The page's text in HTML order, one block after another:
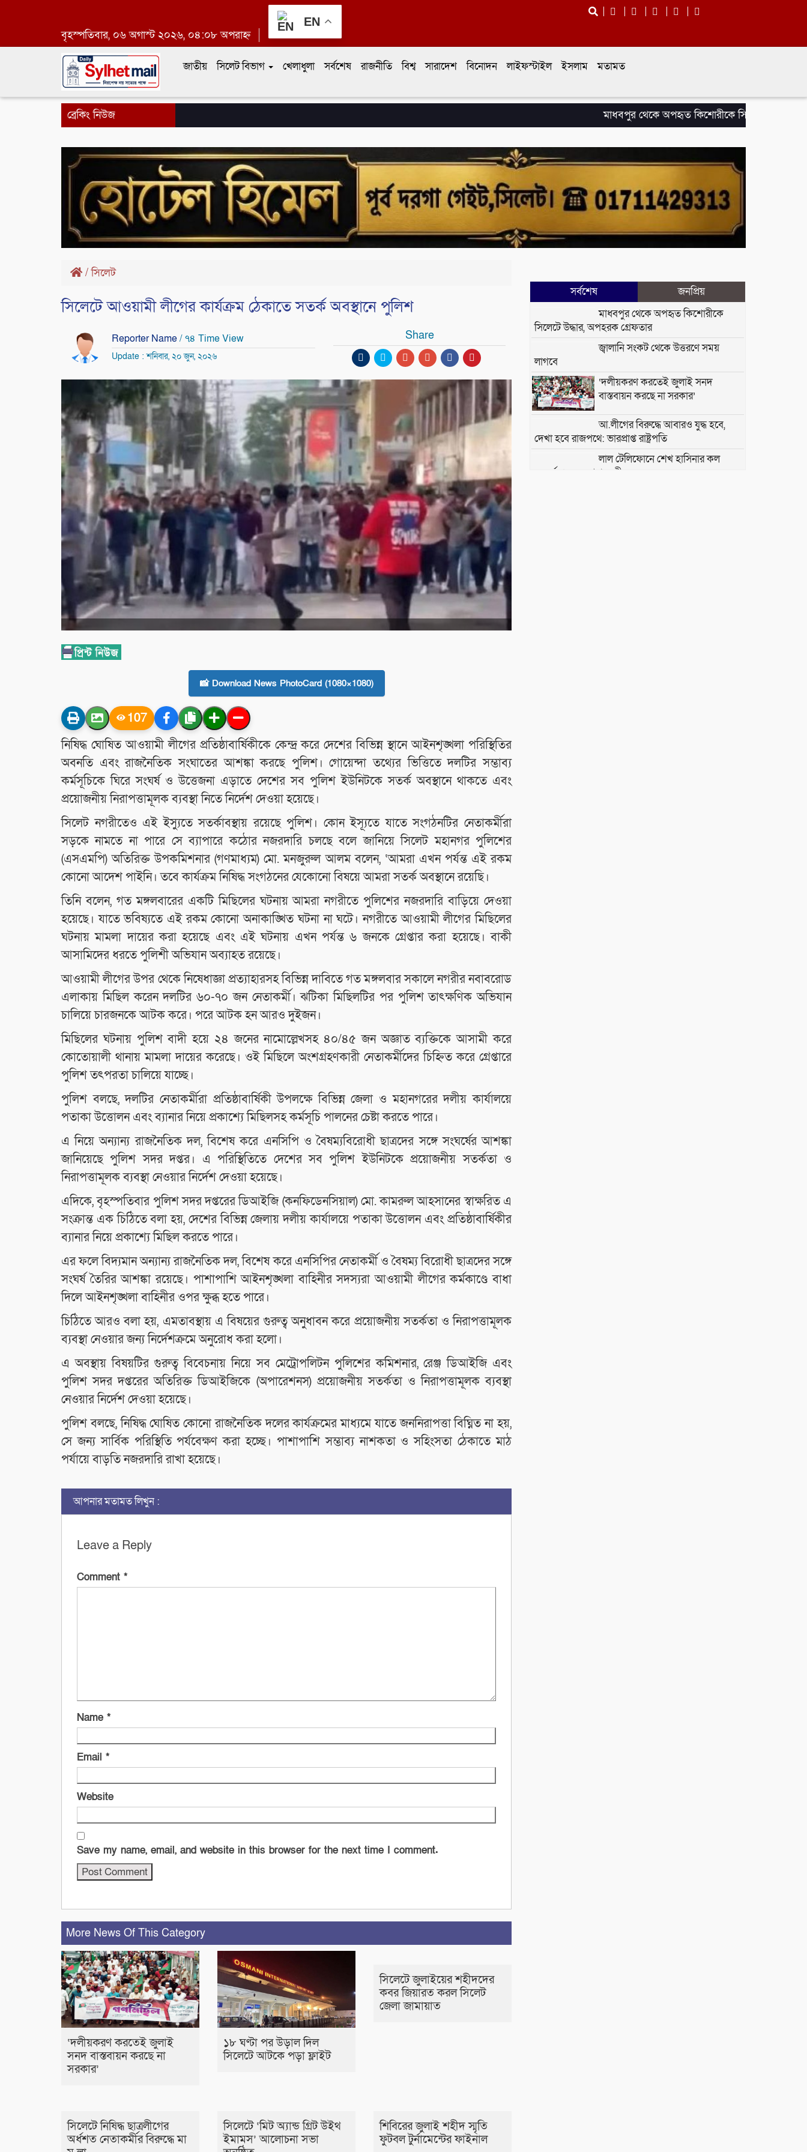
বৃহস্পতিবার, ০৬ অগাস্ট ২০২৬, ০৪:০৮ অপরাহ্ন
EN
জাতীয় সিলেট বিভাগ খেলাধুলা সর্বশেষ রাজনীতি বিশ্ব সারাদেশ বিনোদন লাইফস্টাইল ইসলাম মতামত
ব্রেকিং নিউজ মাধবপুর থেকে অপহৃত কিশোরীকে সিলেটে উদ্ধার, অপহরক
/সিলেট
সিলেটে আওয়ামী লীগের কার্যক্রম ঠেকাতে সতর্ক অবস্থানে পুলিশ
Reporter Name/ ৭৪ Time View
Update : শনিবার, ২০ জুন, ২০২৬
Share
📸 Download News PhotoCard (1080×1080)
107
নিষিদ্ধ ঘোষিত আওয়ামী লীগের প্রতিষ্ঠাবার্ষিকীকে কেন্দ্র করে দেশের বিভিন্ন স্থানে আইনশৃঙ্খলা পরিস্থিতির
অবনতি এবং রাজনৈতিক সংঘাতের আশঙ্কা করছে পুলিশ। গোয়েন্দা তথ্যের ভিত্তিতে দলটির সম্ভাব্য
কর্মসূচিকে ঘিরে সংঘর্ষ ও উত্তেজনা এড়াতে দেশের সব পুলিশ ইউনিটকে সতর্ক অবস্থানে থাকতে এবং
প্রয়োজনীয় নিরাপত্তামূলক ব্যবস্থা নিতে নির্দেশ দেওয়া হয়েছে।
সিলেট নগরীতেও এই ইস্যুতে সতর্কাবস্থায় রয়েছে পুলিশ। কোন ইস্যূতে যাতে সংগঠনটির নেতাকর্মীরা
সড়কে নামতে না পারে সে ব্যাপারে কঠোর নজরদারি চলছে বলে জানিয়ে সিলেট মহানগর পুলিশের
(এসএমপি) অতিরিক্ত উপকমিশনার (গণমাধ্যম) মো. মনজুরুল আলম বলেন, ‘আমরা এখন পর্যন্ত এই রকম
কোনো আদেশ পাইনি। তবে কার্যক্রম নিষিদ্ধ সংগঠনের যেকোনো বিষয়ে আমরা সতর্ক অবস্থানে রয়েছি।
তিনি বলেন, গত মঙ্গলবারের একটি মিছিলের ঘটনায় আমরা নগরীতে পুলিশের নজরদারি বাড়িয়ে দেওয়া
হয়েছে। যাতে ভবিষ্যতে এই রকম কোনো অনাকাঙ্খিত ঘটনা না ঘটে। নগরীতে আওয়ামী লীগের মিছিলের
ঘটনায় মামলা দায়ের করা হয়েছে এবং এই ঘটনায় এখন পর্যন্ত ৬ জনকে গ্রেপ্তার করা হয়েছে। বাকী
আসামিদের ধরতে পুলিশী অভিযান অব্যাহত রয়েছে।
আওয়ামী লীগের উপর থেকে নিষেধাজ্ঞা প্রত্যাহারসহ বিভিন্ন দাবিতে গত মঙ্গলবার সকালে নগরীর নবাবরোড
এলাকায় মিছিল করেন দলটির ৬০-৭০ জন নেতাকর্মী। ঝটিকা মিছিলটির পর পুলিশ তাৎক্ষণিক অভিযান
চালিয়ে চারজনকে আটক করে। পরে আটক হন আরও দুইজন।
মিছিলের ঘটনায় পুলিশ বাদী হয়ে ২৪ জনের নামোল্লেখসহ ৪০/৪৫ জন অজ্ঞাত ব্যক্তিকে আসামী করে
কোতোয়ালী থানায় মামলা দায়ের করেছে। ওই মিছিলে অংশগ্রহণকারী নেতাকর্মীদের চিহ্নিত করে গ্রেপ্তারে
পুলিশ তৎপরতা চালিয়ে যাচ্ছে।
পুলিশ বলছে, দলটির নেতাকর্মীরা প্রতিষ্ঠাবার্ষিকী উপলক্ষে বিভিন্ন জেলা ও মহানগরের দলীয় কার্যালয়ে
পতাকা উত্তোলন এবং ব্যানার নিয়ে প্রকাশ্যে মিছিলসহ কর্মসূচি পালনের চেষ্টা করতে পারে।
এ নিয়ে অন্যান্য রাজনৈতিক দল, বিশেষ করে এনসিপি ও বৈষম্যবিরোধী ছাত্রদের সঙ্গে সংঘর্ষের আশঙ্কা
জানিয়েছে পুলিশ সদর দপ্তর। এ পরিস্থিতিতে দেশের সব পুলিশ ইউনিটকে প্রয়োজনীয় সতর্কতা ও
নিরাপত্তামূলক ব্যবস্থা নেওয়ার নির্দেশ দেওয়া হয়েছে।
এদিকে, বৃহস্পতিবার পুলিশ সদর দপ্তরের ডিআইজি (কনফিডেনসিয়াল) মো. কামরুল আহসানের স্বাক্ষরিত এ
সংক্রান্ত এক চিঠিতে বলা হয়, দেশের বিভিন্ন জেলায় দলীয় কার্যালয়ে পতাকা উত্তোলন এবং প্রতিষ্ঠাবার্ষিকীর
ব্যানার নিয়ে প্রকাশ্যে মিছিল করতে পারে।
এর ফলে বিদ্যমান অন্যান্য রাজনৈতিক দল, বিশেষ করে এনসিপির নেতাকর্মী ও বৈষম্য বিরোধী ছাত্রদের সঙ্গে
সংঘর্ষ তৈরির আশঙ্কা রয়েছে। পাশাপাশি আইনশৃঙ্খলা বাহিনীর সদস্যরা আওয়ামী লীগের কর্মকাণ্ডে বাধা
দিলে আইনশৃঙ্খলা বাহিনীর ওপর ক্ষুব্ধ হতে পারে।
চিঠিতে আরও বলা হয়, এমতাবস্থায় এ বিষয়ের গুরুত্ব অনুধাবন করে প্রয়োজনীয় সতর্কতা ও নিরাপত্তামূলক
ব্যবস্থা নেওয়ার জন্য নির্দেশক্রমে অনুরোধ করা হলো।
এ অবস্থায় বিষয়টির গুরুত্ব বিবেচনায় নিয়ে সব মেট্রোপলিটন পুলিশের কমিশনার, রেঞ্জ ডিআইজি এবং
পুলিশ সদর দপ্তরের অতিরিক্ত ডিআইজিকে (অপারেশনস) প্রয়োজনীয় সতর্কতা ও নিরাপত্তামূলক ব্যবস্থা
নেওয়ার নির্দেশ দেওয়া হয়েছে।
পুলিশ বলছে, নিষিদ্ধ ঘোষিত কোনো রাজনৈতিক দলের কার্যক্রমের মাধ্যমে যাতে জননিরাপত্তা বিঘ্নিত না হয়,
সে জন্য সার্বিক পরিস্থিতি পর্যবেক্ষণ করা হচ্ছে। পাশাপাশি সম্ভাব্য নাশকতা ও সহিংসতা ঠেকাতে মাঠ
পর্যায়ে বাড়তি নজরদারি রাখা হয়েছে।
আপনার মতামত লিখুন :
Leave a Reply
Comment *
Name *
Email *
Website
Save my name, email, and website in this browser for the next time I comment.
More News Of This Category
‘দলীয়করণ করতেই জুলাই
সনদ বাস্তবায়ন করছে না
সরকার’
১৮ ঘণ্টা পর উড়াল দিল
সিলেটে আটকে পড়া ফ্লাইট
সিলেটে জুলাইয়ের শহীদদের
কবর জিয়ারত করল সিলেট
জেলা জামায়াত
সিলেটে নিষিদ্ধ ছাত্রলীগের
অর্ধশত নেতাকর্মীর বিরুদ্ধে মা
সিলেটে ‘মিট অ্যান্ড গ্রিট উইথ
ইমামস’ আলোচনা সভা
শিবিরের জুলাই শহীদ স্মৃতি
ফুটবল টুর্নামেন্টের ফাইনাল
সর্বশেষ
জনপ্রিয়
মাধবপুর থেকে অপহৃত কিশোরীকে
সিলেটে উদ্ধার, অপহরক গ্রেফতার
জ্বালানি সংকট থেকে উত্তরণে সময়
লাগবে
‘দলীয়করণ করতেই জুলাই সনদ
বাস্তবায়ন করছে না সরকার’
আ.লীগের বিরুদ্ধে আবারও যুদ্ধ হবে,
দেখা হবে রাজপথে: ভারপ্রাপ্ত রাষ্ট্রপতি
লাল টেলিফোনে শেখ হাসিনার কল
রেকর্ড শুনলেন প্রধানমন্ত্রী